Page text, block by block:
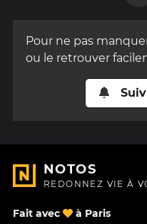
Pour ne pas
ou le retrouver
NOTOS
REDONNEZ VIE À
Fait avec à Paris